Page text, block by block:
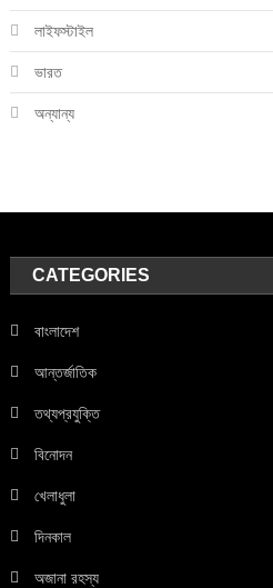
লাইফস্টাইল
ভারত
অন্যান্য
CATEGORIES
বাংলাদেশ
আন্তর্জাতিক
তথ্যপ্রযুক্তি
বিনোদন
খেলাধুলা
দিনকাল
অজানা রহস্য